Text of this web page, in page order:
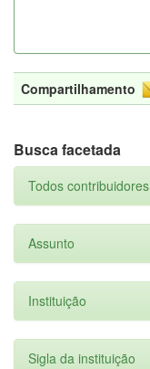
Compartilhamento
Busca facetada
Todos contribuidores
Assunto
Instituição
Sigla da instituição